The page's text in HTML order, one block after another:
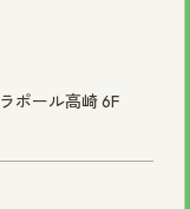
ール高崎 6F